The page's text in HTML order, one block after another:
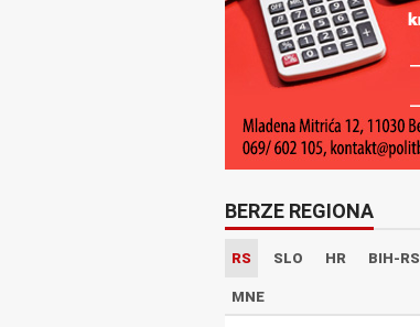
BERZE REGIONA
RS SLO HR BIH-RS
MNE